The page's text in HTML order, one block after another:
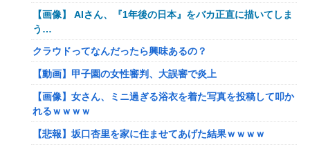
【画像】 AIさん、『1年後の日本』をバカ正直に描いてしま
う…
クラウドってなんだったら興味あるの？
【動画】甲子園の女性審判、大誤審で炎上
【画像】女さん、ミニ過ぎる浴衣を着た写真を投稿して叩か
れるｗｗｗｗ
【悲報】坂口杏里を家に住ませてあげた結果ｗｗｗｗ